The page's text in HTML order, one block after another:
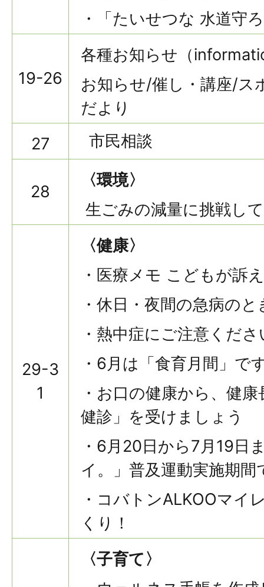
・「たいせつな 水道守
19-26
各種お知らせ（
お知らせ/催し・講座/ス
だより
27
市民相談
28
〈環境〉
生ごみの減量に挑戦し
29-3
1
〈健康〉
・医療メモ こどもが訴
・休日・夜間の急病の
・熱中症にご注意くださ
・6月は「食育月間」で
・お口の健康から、健
健診」を受けましょう
・6月20日から7月19日
イ。」普及運動実施期間
・コバトンALKOOマイ
くり！
〈子育て〉